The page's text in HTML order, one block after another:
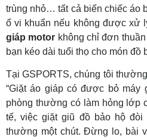
trùng nhỏ… tất cả biến chiếc áo
ổ vi khuẩn nếu không được xử
giáp motor không chỉ đơn
bạn kéo dài tuổi thọ cho món đồ
Tại GSPORTS, chúng tôi
“Giặt áo giáp có được bỏ máy
phòng thường có làm hỏng lớp
tế, việc giặt giũ đồ bảo hộ
thường một chút. Đừng lo, bài